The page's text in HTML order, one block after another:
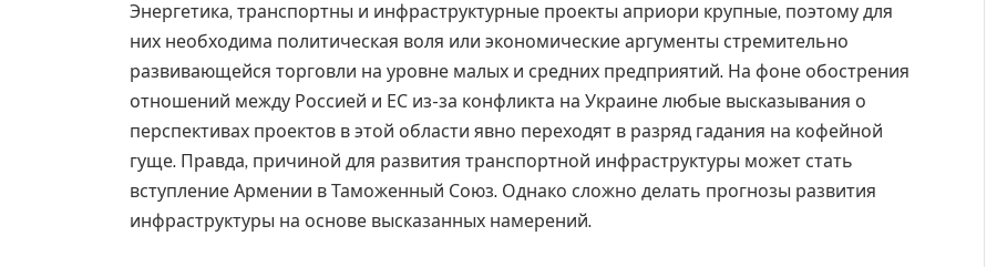
Энергетика, транспортны и инфраструктурные проекты априори крупные, поэтому для
них необходима политическая воля или экономические аргументы стремительно
развивающейся торговли на уровне малых и средних предприятий. На фоне обострения
отношений между Россией и ЕС из-за конфликта на Украине любые высказывания о
перспективах проектов в этой области явно переходят в разряд гадания на кофейной
гуще. Правда, причиной для развития транспортной инфраструктуры может стать
вступление Армении в Таможенный Союз. Однако сложно делать прогнозы развития
инфраструктуры на основе высказанных намерений.